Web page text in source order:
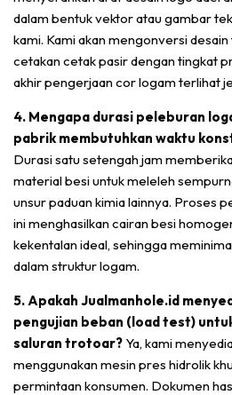
dalam bentuk vektor atau gambar
kami. Kami akan mengonversi
cetakan cetak pasir dengan tingkat
akhir pengerjaan cor logam terlihat
4. Mengapa durasi peleburan
pabrik membutuhkan waktu
Durasi satu setengah jam
material besi untuk meleleh
unsur paduan kimia lainnya. Proses
ini menghasilkan cairan besi
kekentalan ideal, sehingga
dalam struktur logam.
5. Apakah Jualmanhole.id
pengujian beban (load test)
saluran trotoar? Ya, kami
menggunakan mesin pres hidrolik
permintaan konsumen. Dokumen